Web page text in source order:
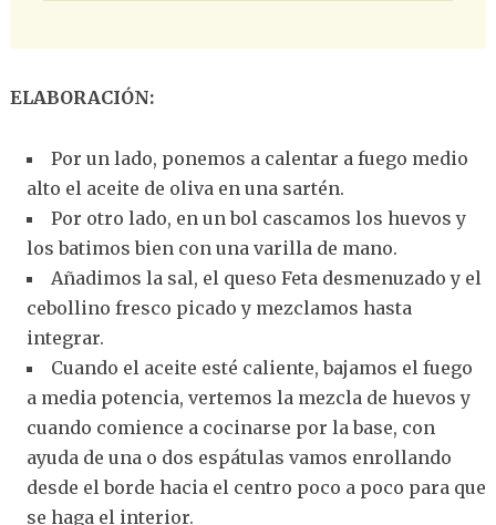
ELABORACIÓN:
Por un lado, ponemos a calentar a fuego medio
alto el aceite de oliva en una sartén.
Por otro lado, en un bol cascamos los huevos y
los batimos bien con una varilla de mano.
Añadimos la sal, el queso Feta desmenuzado y el
cebollino fresco picado y mezclamos hasta
integrar.
Cuando el aceite esté caliente, bajamos el fuego
a media potencia, vertemos la mezcla de huevos y
cuando comience a cocinarse por la base, con
ayuda de una o dos espátulas vamos enrollando
desde el borde hacia el centro poco a poco para que
se haga el interior.